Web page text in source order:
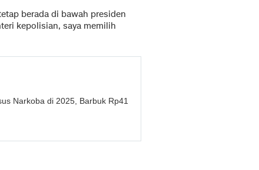
berada di bawah presiden
kepolisian, saya memilih
Narkoba di 2025, Barbuk Rp41